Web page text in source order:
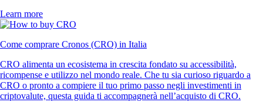
Learn more
Come comprare Cronos (CRO) in Italia
CRO alimenta un ecosistema in crescita fondato su accessibilità,
ricompense e utilizzo nel mondo reale. Che tu sia curioso riguardo a
CRO o pronto a compiere il tuo primo passo negli investimenti in
criptovalute, questa guida ti accompagnerà nell’acquisto di CRO.